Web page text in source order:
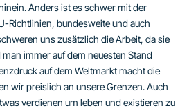
Anders ist es schwer mit der
Richtlinien, bundesweite und auch
uns zusätzlich die Arbeit, da sie
immer auf dem neuesten Stand
auf dem Weltmarkt macht die
wir preislich an unsere Grenzen. Auch
verdienen um leben und existieren zu